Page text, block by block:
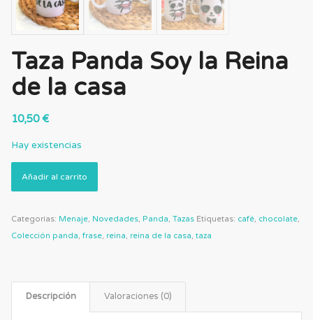
Taza Panda Soy la Reina
de la casa
10,50€
Hay existencias
Añadir al carrito
Categorías: Menaje, Novedades, Panda Tazas Etiquetas: café, chocolate,
Colección panda frase, reina reina de la casa taza
Descripción Valoraciones (0)